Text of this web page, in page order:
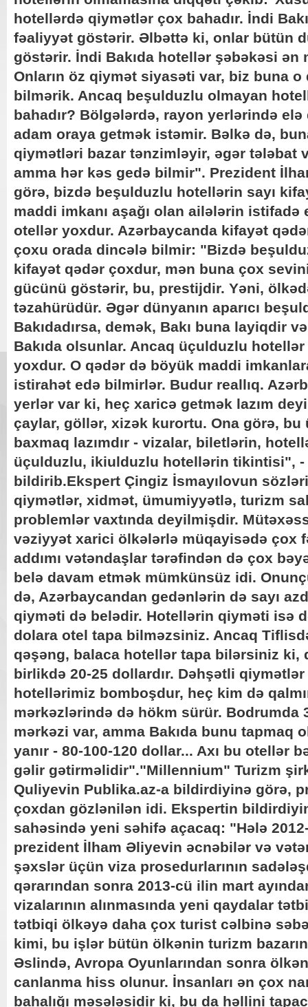
hotellərdə qiymətlər çox bahadır. İndi
fəaliyyət göstərir. Əlbəttə ki, onlar bütün
göstərir. İndi Bakıda hotellər şəbəkəsi ən
Onların öz qiymət siyasəti var, biz buna o
bilmərik. Ancaq beşulduzlu olmayan
bahadır? Bölgələrdə, rayon yerlərində
adam oraya getmək istəmir. Bəlkə də,
qiymətləri bazar tənzimləyir, əgər tələbat
amma hər kəs gedə bilmir". Prezident
görə, bizdə beşulduzlu hotellərin sayı
maddi imkanı aşağı olan ailələrin
otellər yoxdur. Azərbaycanda kifayət
çoxu orada dincələ bilmir: "Bizdə
kifayət qədər çoxdur, mən buna çox
gücünü göstərir, bu, prestijdir. Yəni,
təzahürüdür. Əgər dünyanın aparıcı
Bakıdadırsa, demək, Bakı buna layiqdir
Bakıda olsunlar. Ancaq üçulduzlu
yoxdur. O qədər də böyük maddi
istirahət edə bilmirlər. Budur reallıq.
yerlər var ki, heç xaricə getmək lazım
çaylar, göllər, xizək kurortu. Ona görə, bu
baxmaq lazımdır - vizalar, biletlərin,
üçulduzlu, ikiulduzlu hotellərin tikintisi", -
bildirib.Ekspert Çingiz İsmayılovun
qiymətlər, xidmət, ümumiyyətlə, turizm
problemlər vaxtında deyilmişdir.
vəziyyət xarici ölkələrlə müqayisədə çox
addımı vətəndaşlar tərəfindən də çox
belə davam etmək mümkünsüz idi.
də, Azərbaycandan gedənlərin də sayı
qiyməti də belədir. Hotellərin qiyməti isə
dolara otel tapa bilməzsiniz. Ancaq
qəşəng, balaca hotellər tapa bilərsiniz ki,
birlikdə 20-25 dollardır. Dəhşətli
hotellərimiz bomboşdur, heç kim də
mərkəzlərində də hökm sürür. Bodrumda
mərkəzi var, amma Bakıda bunu tapmaq
yanır - 80-100-120 dollar... Axı bu otellər
gəlir gətirməlidir"."Millennium" Turizm
Quliyevin Publika.az-a bildirdiyinə görə,
çoxdan gözlənilən idi. Ekspertin
sahəsində yeni səhifə açacaq: "Hələ
prezident İlham Əliyevin əcnəbilər və
şəxslər üçün viza prosedurlarının
qərarından sonra 2013-cü ilin mart
vizalarının alınmasında yeni qaydalar
tətbiqi ölkəyə daha çox turist cəlbinə
kimi, bu işlər bütün ölkənin turizm
Əslində, Avropa Oyunlarından sonra
canlanma hiss olunur. İnsanları ən çox
bahalığı məsələsidir ki, bu da həllini